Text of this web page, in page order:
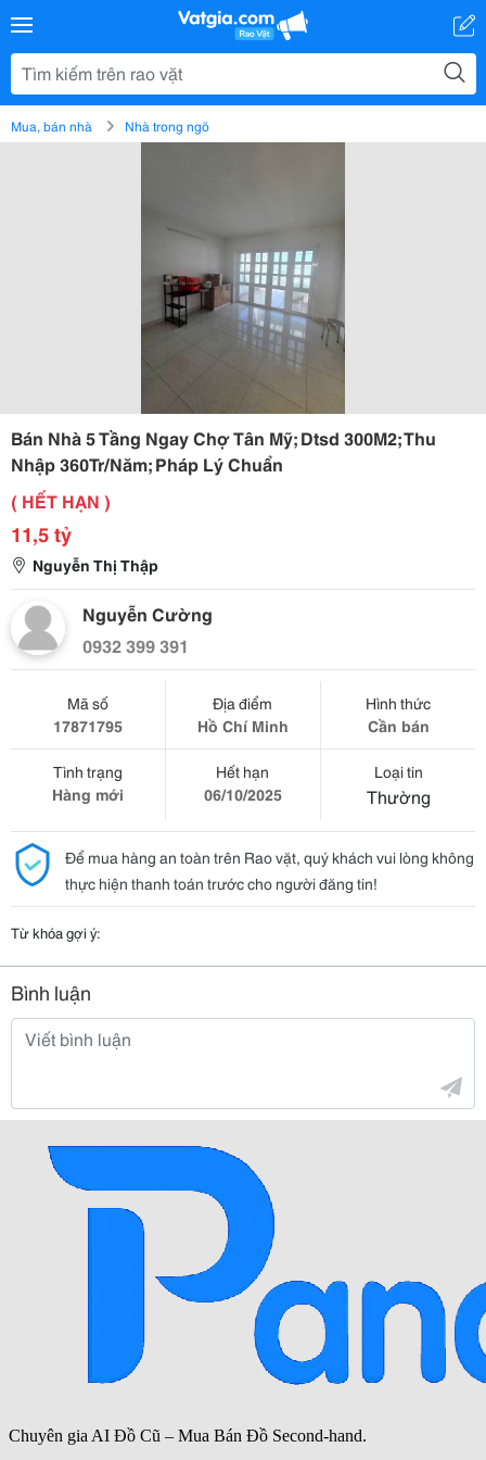
Mua, bán nhà Nhà trong ngõ
Bán Nhà 5 Tầng Ngay Chợ Tân Mỹ; Dtsd 300M2; Thu
Nhập 360Tr/Năm; Pháp Lý Chuẩn
( HẾT HẠN )
11,5 tỷ
Nguyễn Thị Thập
Nguyễn Cường
0932 399 391
Mã số
17871795
Địa điểm
Hồ Chí Minh
Hình thức
Cần bán
Tình trạng
Hàng mới
Hết hạn
06/10/2025
Loại tin
Thường
Để mua hàng an toàn trên Rao vặt, quý khách vui lòng không
thực hiện thanh toán trước cho người đăng tin!
Từ khóa gợi ý:
Bình luận